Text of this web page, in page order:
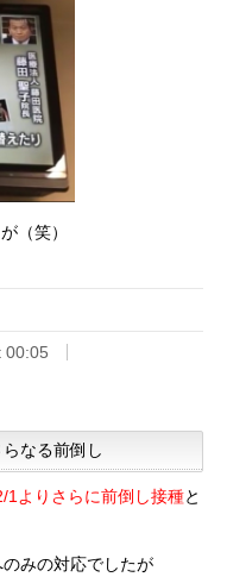
（笑）
00:05
なる前倒し
1よりさらに前倒し接種と
みの対応でしたが